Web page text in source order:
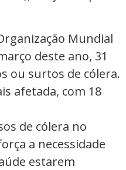
Mundial
deste ano, 31
ou surtos de cólera.
afetada, com 18
de cólera no
a necessidade
estarem